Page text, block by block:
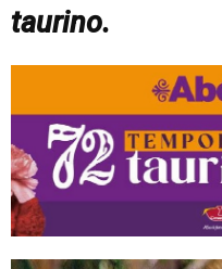
taurino.